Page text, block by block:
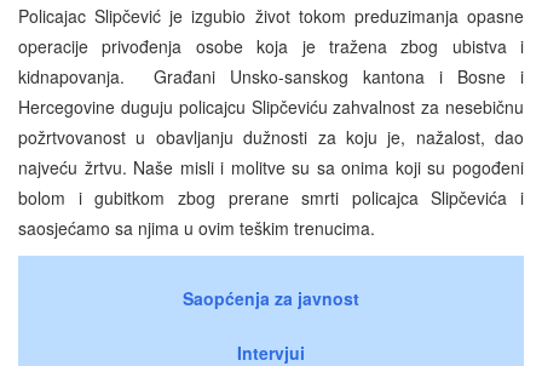
Policajac Slipčević je izgubio život tokom preduzimanja opasne
operacije privođenja osobe koja je tražena zbog ubistva i
kidnapovanja. Građani Unsko-sanskog kantona i Bosne i
Hercegovine duguju policajcu Slipčeviću zahvalnost za nesebičnu
požrtvovanost u obavljanju dužnosti za koju je, nažalost, dao
najveću žrtvu. Naše misli i molitve su sa onima koji su pogođeni
bolom i gubitkom zbog prerane smrti policajca Slipčevića i
saosjećamo sa njima u ovim teškim trenucima.
Saopćenja za javnost
Intervjui